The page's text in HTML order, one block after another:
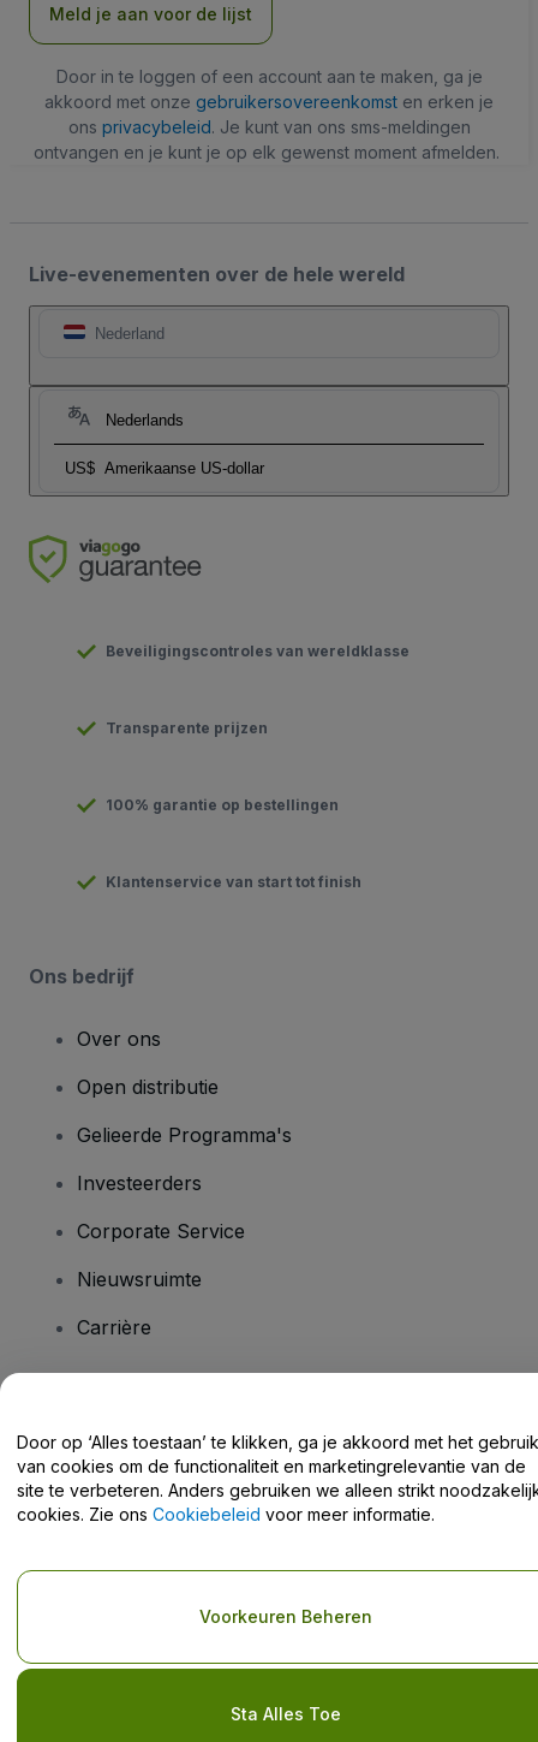
Meld je aan voor de lijst
Door in te loggen of een account aan te maken, ga je
akkoord met onze gebruikersovereenkomst en erken je
ons privacybeleid. Je kunt van ons sms-meldingen
ontvangen en je kunt je op elk gewenst moment afmelden.
Live-evenementen over de hele wereld
Nederland
Nederlands
US$ Amerikaanse US-dollar
Beveiligingscontroles van wereldklasse
Transparente prijzen
100% garantie op bestellingen
Klantenservice van start tot finish
Ons bedrijf
Over ons
Open distributie
Gelieerde Programma's
Investeerders
Corporate Service
Nieuwsruimte
Carrière
Helpcentrum / Neem Contact Met Ons Op
Copyright © viagogo GmbH 2026 Bedrijfsgegevens
privacybeleid voor mobiel
Door op ‘Alles toestaan’ te klikken, ga je akkoord met het gebruik
van cookies om de functionaliteit en marketingrelevantie van de
site te verbeteren. Anders gebruiken we alleen strikt
cookies. Zie ons Cookiebeleid voor meer informatie.
Sta Alles Toe
Voorkeuren Beheren